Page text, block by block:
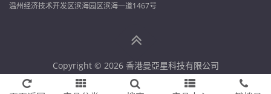
温州经济技术开发区滨海园区滨海一道1467号
Copyright © 2026 香港曼亞星科技有限公司